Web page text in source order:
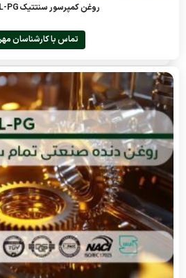
روغن کمپرسور سنتتیک COMPROL-PG
تماس با کارشناسان